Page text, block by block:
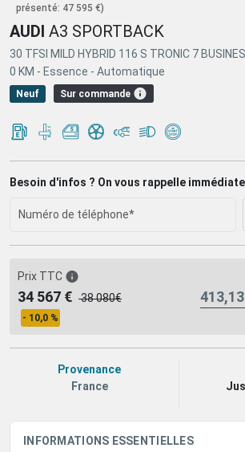
présenté: 47 595 €)
AUDI A3 SPORTBACK
30 TFSI MILD HYBRID 116 S TRONIC 7
0 KM - Essence - Automatique
Neuf Sur commande
Besoin d'infos ? On vous rappelle
Prix TTC
34 567 € 38 080€
- 10,0 %
Provenance
France
INFORMATIONS ESSENTIELLES